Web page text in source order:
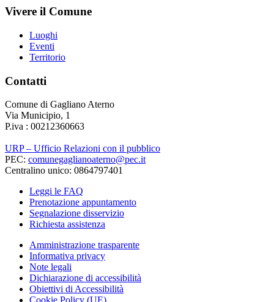
Vivere il Comune
Luoghi
Eventi
Territorio
Contatti
Comune di Gagliano Aterno
Via Municipio, 1
P.iva : 00212360663
URP – Ufficio Relazioni con il pubblico
PEC: comunegaglianoaterno@pec.it
Centralino unico: 0864797401
Leggi le FAQ
Prenotazione appuntamento
Segnalazione disservizio
Richiesta assistenza
Amministrazione trasparente
Informativa privacy
Note legali
Dichiarazione di accessibilità
Obiettivi di Accessibilità